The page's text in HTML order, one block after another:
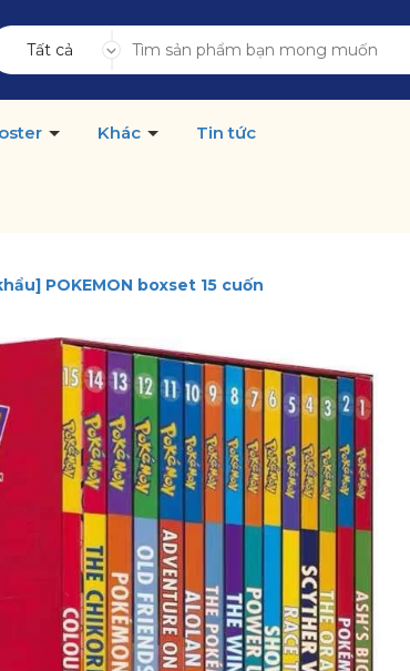
Tất cả
Khác Tin tức
POKEMON boxset 15 cuốn